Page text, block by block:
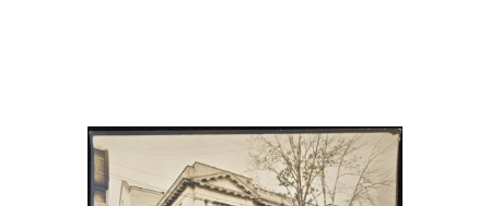
Nous joindre
English